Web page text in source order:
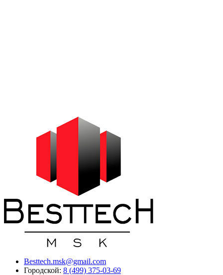
Besttech.msk@gmail.com
Городской: 8 (499) 375-03-69